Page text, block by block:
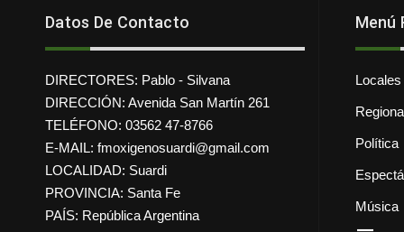
Datos De Contacto
DIRECTORES: Pablo - Silvana
DIRECCIÓN: Avenida San Martín 261
TELÉFONO: 03562 47-8766
E-MAIL: fmoxigenosuardi@gmail.com
LOCALIDAD: Suardi
PROVINCIA: Santa Fe
PAÍS: República Argentina
Menú
Locales
Política
Música